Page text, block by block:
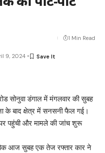
9, 2024
1 Min Read
सोनुवा डंगाल में मंगलवार की सुबह
के बाद क्षेत्र में सनसनी फैल गई।
पहुंची और मामले की जांच शुरू
आज सुबह एक तेज रफ्तार कार ने